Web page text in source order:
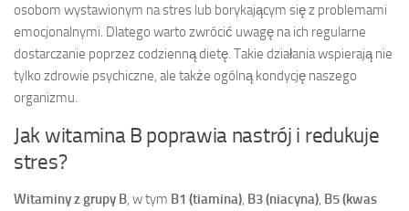
osobom wystawionym na stres lub borykającym się z problemami
emocjonalnymi. Dlatego warto zwrócić uwagę na ich regularne
dostarczanie poprzez codzienną dietę. Takie działania wspierają nie
tylko zdrowie psychiczne, ale także ogólną kondycję naszego
organizmu.
Jak witamina B poprawia nastrój i redukuje
stres?
Witaminy z grupy B, w tym B1 (tiamina), B3 (niacyna), B5 (kwas